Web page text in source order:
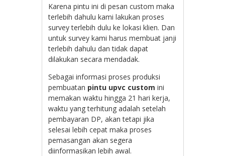
Karena pintu ini di pesan custom maka
terlebih dahulu kami lakukan proses
survey terlebih dulu ke lokasi klien. Dan
untuk survey kami harus membuat janji
terlebih dahulu dan tidak dapat
dilakukan secara mendadak.
Sebagai informasi proses produksi
pembuatan pintu upvc custom ini
memakan waktu hingga 21 hari kerja,
waktu yang terhitung adalah setelah
pembayaran DP, akan tetapi jika
selesai lebih cepat maka proses
pemasangan akan segera
diinformasikan lebih awal.